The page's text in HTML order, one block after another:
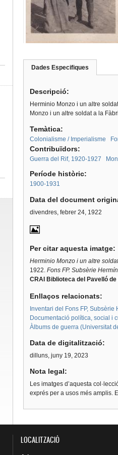
Dades Especifiques
activa)
Descripció:
Herminio Monzo i un altre
Monzo i un altre soldat a la
Temàtica:
Colonialisme / Imperialisme
Contribuïdors:
Guerra del Rif, 1920-1927
Període històric:
1900-1931
Data del document
divendres, febrer 24, 1922
Per citar aquesta imatge:
Herminio Monzo i un altre
1922. Fons FP. Subsèrie
CRAI Biblioteca del Pavelló
Enllaços relacionats:
Inventari del Fons FP,
Documentació política, social i
Àlbums de guerra (Universitat
Data de digitalització:
dilluns, juny 19, 2023
Nota legal:
Les imatges d’aquesta
exprés per a usos més amplis.
LOCALITZACIÓ